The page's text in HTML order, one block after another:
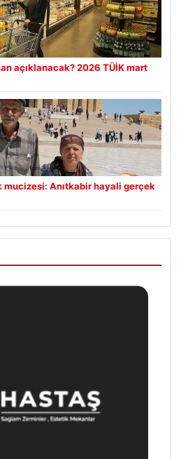
açıklanacak? 2026 TÜİK mart
mucizesi: Anıtkabir hayali gerçek